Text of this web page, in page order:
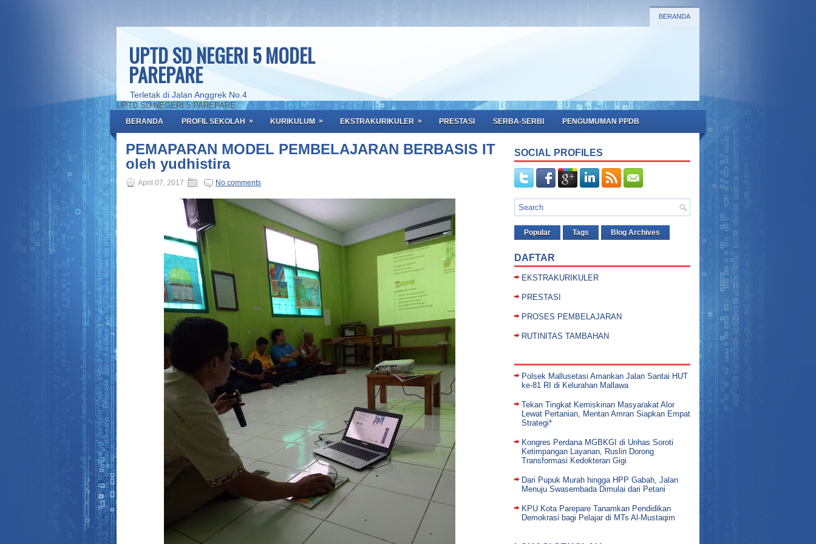
BERANDA
UPTD SD NEGERI 5 MODEL
PAREPARE
Terletak di Jalan Anggrek No.4
UPTD SD NEGERI 5 PAREPARE
BERANDA PROFIL SEKOLAH » KURIKULUM » EKSTRAKURIKULER » PRESTASI SERBA-SERBI PENGUMUMAN PPDB
PEMAPARAN MODEL PEMBELAJARAN BERBASIS IT
oleh yudhistira
April 07, 2017 No comments
SOCIAL PROFILES
Popular Tags Blog Archives
DAFTAR
EKSTRAKURIKULER
PRESTASI
PROSES PEMBELAJARAN
RUTINITAS TAMBAHAN
Polsek Mallusetasi Amankan Jalan Santai HUT
ke-81 RI di Kelurahan Mallawa
Tekan Tingkat Kemiskinan Masyarakat Alor
Lewat Pertanian, Mentan Amran Siapkan Empat
Strategi*
Kongres Perdana MGBKGI di Unhas Soroti
Ketimpangan Layanan, Ruslin Dorong
Transformasi Kedokteran Gigi
Dari Pupuk Murah hingga HPP Gabah, Jalan
Menuju Swasembada Dimulai dari Petani
KPU Kota Parepare Tanamkan Pendidikan
Demokrasi bagi Pelajar di MTs Al-Mustaqim